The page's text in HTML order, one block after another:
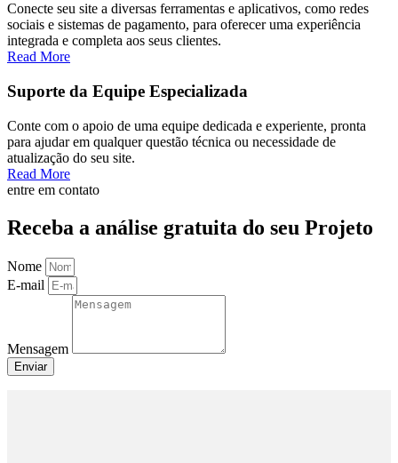
Conecte seu site a diversas ferramentas e aplicativos, como redes
sociais e sistemas de pagamento, para oferecer uma experiência
integrada e completa aos seus clientes.
Read More
Suporte da Equipe Especializada
Conte com o apoio de uma equipe dedicada e experiente, pronta
para ajudar em qualquer questão técnica ou necessidade de
atualização do seu site.
Read More
entre em contato
Receba a análise gratuita do seu Projeto
Nome
E-mail
Mensagem
Enviar